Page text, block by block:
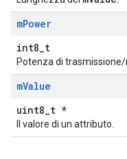
mPower
int8_t
Potenza di trasmissione/
mValue
uint8_t *
Il valore di un attributo.